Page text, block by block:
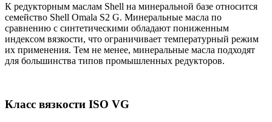
К редукторным маслам Shell на минеральной базе относится
семейство Shell Omala S2 G. Минеральные масла по
сравнению с синтетическими обладают пониженным
индексом вязкости, что ограничивает температурный режим
их применения. Тем не менее, минеральные масла подходят
для большинства типов промышленных редукторов.
Класс вязкости ISO VG